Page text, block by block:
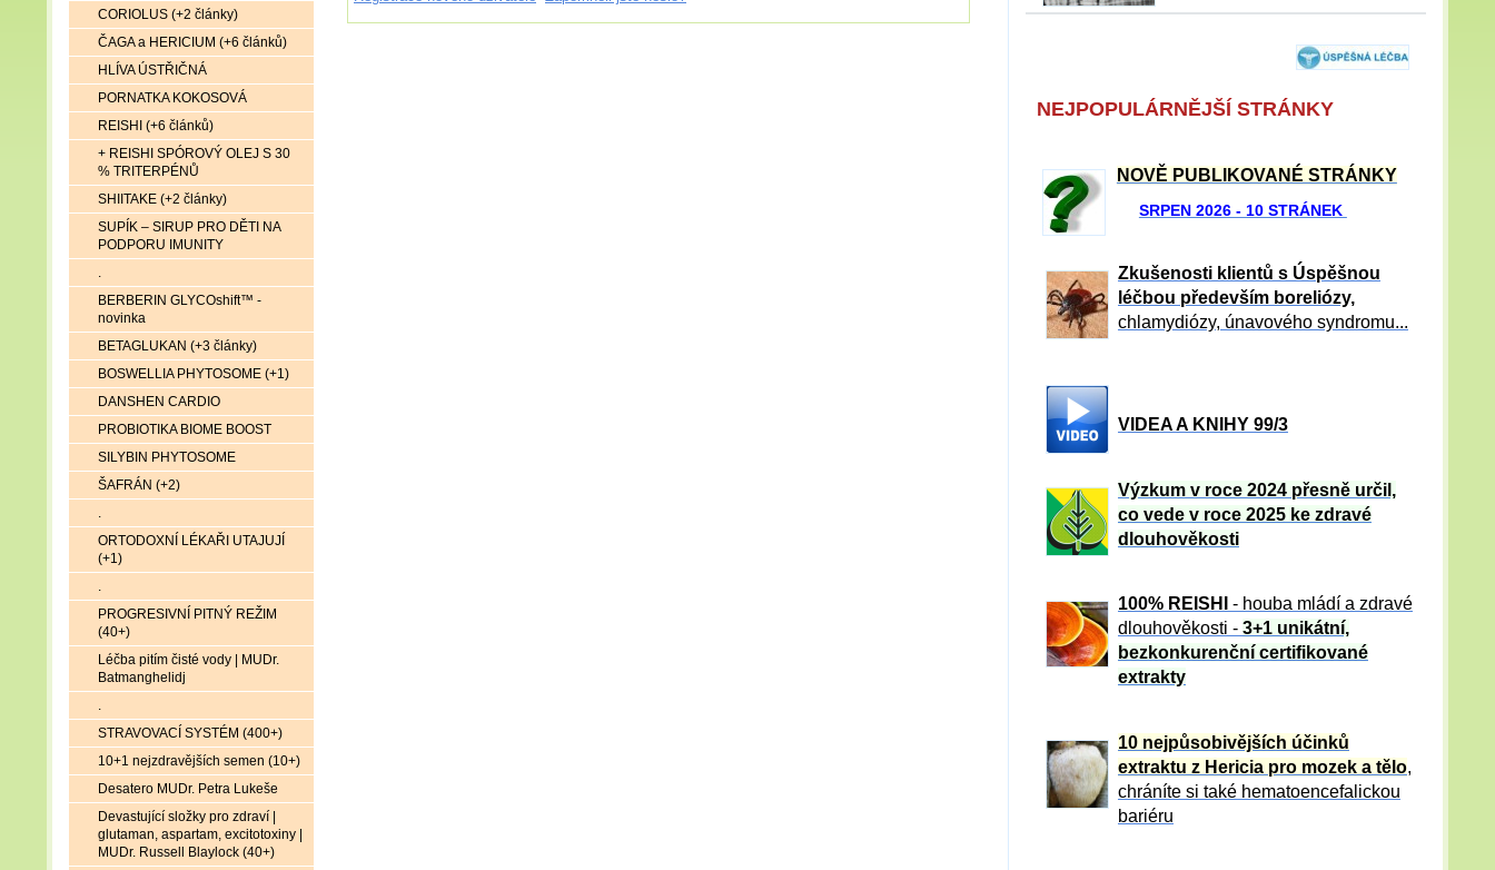
NEJPOPULÁRNĚJŠÍ STRÁNKY
NOVĚ PUBLIKOVANÉ STRÁNKY
SRPEN 2026 - 10 STRÁNEK
Zkušenosti klientů s Úspěšnou
léčbou především boreliózy,
chlamydiózy, únavového syndromu...
VIDEA A KNIHY 99/3
Výzkum v roce 2024 přesně určil,
co vede v roce 2025 ke zdravé
dlouhověkosti
100% REISHI
- houba mládí a zdravé
dlouhověkosti - 3+1 unikátní,
bezkonkurenční certifikované
extrakty
10 nejpůsobivějších účinků
extraktu z Hericia pro mozek a tělo,
chráníte si také hematoencefalickou
bariéru
CORIOLUS (+2 články)
ČAGA a HERICIUM (+6 článků)
HLÍVA ÚSTŘIČNÁ
PORNATKA KOKOSOVÁ
REISHI (+6 článků)
+ REISHI SPÓROVÝ OLEJ S 30
% TRITERPÉNŮ
SHIITAKE (+2 články)
SUPÍK – SIRUP PRO DĚTI NA
PODPORU IMUNITY
.
BERBERIN GLYCOshift™ -
novinka
BETAGLUKAN (+3 články)
BOSWELLIA PHYTOSOME (+1)
DANSHEN CARDIO
PROBIOTIKA BIOME BOOST
SILYBIN PHYTOSOME
ŠAFRÁN (+2)
.
ORTODOXNÍ LÉKAŘI UTAJUJÍ
(+1)
.
PROGRESIVNÍ PITNÝ REŽIM
(40+)
Léčba pitím čisté vody | MUDr.
Batmanghelidj
.
STRAVOVACÍ SYSTÉM (400+)
10+1 nejzdravějších semen (10+)
Desatero MUDr. Petra Lukeše
Devastující složky pro zdraví |
glutaman, aspartam, excitotoxiny |
MUDr. Russell Blaylock (40+)